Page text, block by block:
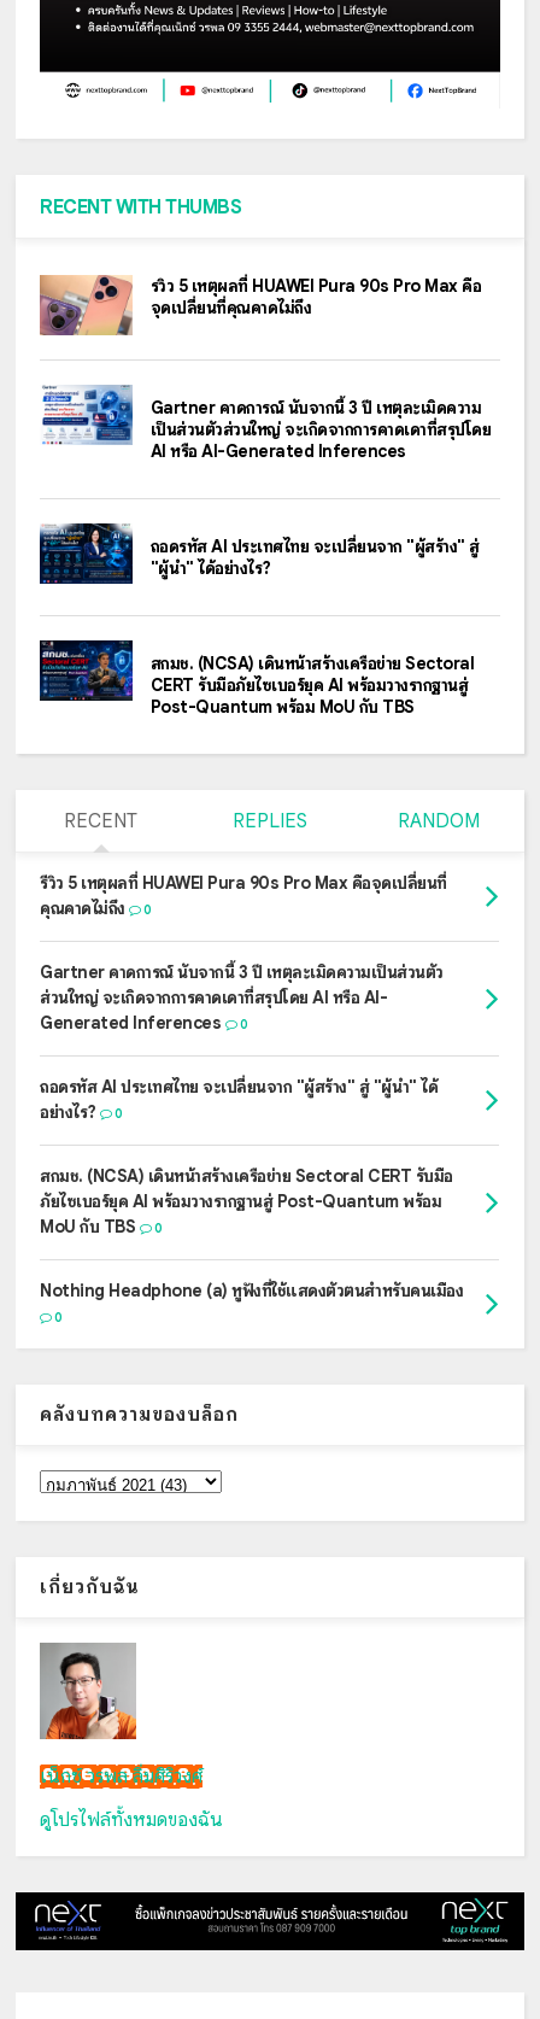
RECENT WITH THUMBS
รีวิว 5 เหตุผลที่ HUAWEI Pura 90s Pro Max คือ
จุดเปลี่ยนที่คุณคาดไม่ถึง
Gartner คาดการณ์ นับจากนี้ 3 ปี เหตุละเมิดความ
เป็นส่วนตัวส่วนใหญ่ จะเกิดจากการคาดเดาที่สรุปโดย
AI หรือ AI-Generated Inferences
ถอดรหัส AI ประเทศไทย จะเปลี่ยนจาก "ผู้สร้าง" สู่
"ผู้นำ" ได้อย่างไร?
สกมช. (NCSA) เดินหน้าสร้างเครือข่าย Sectoral
CERT รับมือภัยไซเบอร์ยุค AI พร้อมวางรากฐานสู่
Post-Quantum พร้อม MoU กับ TBS
RECENT REPLIES RANDOM
รีวิว 5 เหตุผลที่ HUAWEI Pura 90s Pro Max คือจุดเปลี่ยนที่
คุณคาดไม่ถึง
0
Gartner คาดการณ์ นับจากนี้ 3 ปี เหตุละเมิดความเป็นส่วนตัว
ส่วนใหญ่ จะเกิดจากการคาดเดาที่สรุปโดย AI หรือ AI-
Generated Inferences
0
ถอดรหัส AI ประเทศไทย จะเปลี่ยนจาก "ผู้สร้าง" สู่ "ผู้นำ" ได้
อย่างไร?
0
สกมช. (NCSA) เดินหน้าสร้างเครือข่าย Sectoral CERT รับมือ
ภัยไซเบอร์ยุค AI พร้อมวางรากฐานสู่ Post-Quantum พร้อม
MoU กับ TBS
0
Nothing Headphone (a) หูฟังที่ใช้แสดงตัวตนสำหรับคนเมือง
0
คลังบทความของบล็อก
เกี่ยวกับฉัน
เน็กซ์ วรพล ลิ่มศิริวงศ์
ดูโปรไฟล์ทั้งหมดของฉัน